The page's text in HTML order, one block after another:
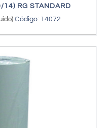
RG STANDARD
Código: 14072